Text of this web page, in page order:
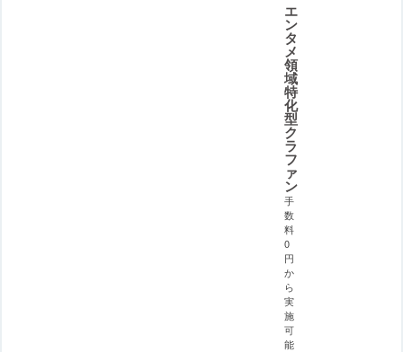
エ
ン
タ
メ
領
域
特
化
型
ク
ラ
フ
ァ
ン
手
数
料
0
円
か
ら
実
施
可
能